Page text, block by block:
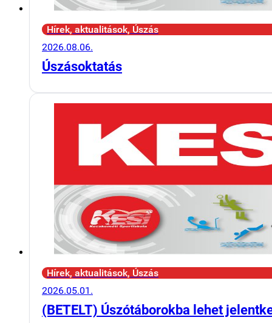
Hírek, aktualitások, Úszás
2026.08.06.
Úszásoktatás
Hírek, aktualitások, Úszás
2026.05.01.
(BETELT) Úszótáborokba lehet